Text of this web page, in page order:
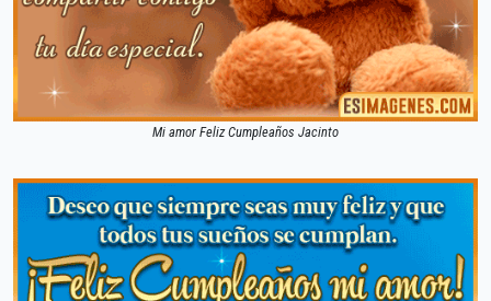
Mi amor Feliz Cumpleaños Jacinto